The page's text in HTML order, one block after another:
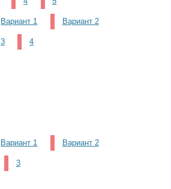
Вариант 1 Вариант 2
3 4
Вариант 1 Вариант 2
3